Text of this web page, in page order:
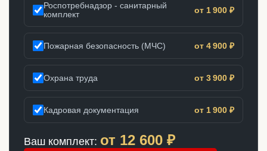
Роспотребнадзор - санитарный
комплект
от 1 900 ₽
Пожарная безопасность (МЧС) от 4 900 ₽
Охрана труда от 3 900 ₽
Кадровая документация от 1 900 ₽
Ваш комплект: от 12 600 ₽